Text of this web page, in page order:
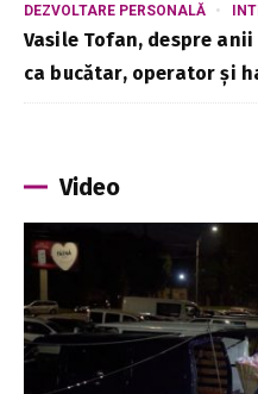
DEZVOLTARE PERSONALĂ
Vasile Tofan, despre
ca bucătar, operator și
Video